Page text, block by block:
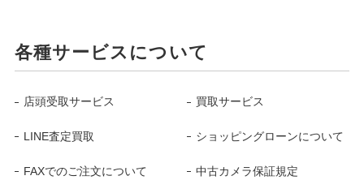
各種サービスについて
店頭受取サービス 買取サービス
LINE査定買取 ショッピングローンについて
FAXでのご注文について 中古カメラ保証規定